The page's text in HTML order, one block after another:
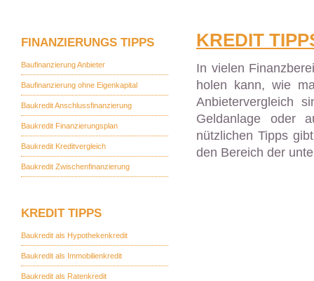
FINANZIERUNGS TIPPS
Baufinanzierung Anbieter
Baufinanzierung ohne Eigenkapital
Baukredit Anschlussfinanzierung
Baukredit Finanzierungsplan
Baukredit Kreditvergleich
Baukredit Zwischenfinanzierung
KREDIT TIPPS
Baukredit als Hypothekenkredit
Baukredit als Immobilienkredit
Baukredit als Ratenkredit
KREDIT
In vielen
holen kann, wie
Anbietervergleich
Geldanlage oder
nützlichen Tipps
den Bereich der